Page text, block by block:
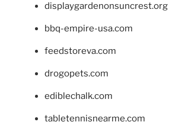
displaygardenonsuncrest.org
bbq-empire-usa.com
feedstoreva.com
drogopets.com
ediblechalk.com
tabletennisnearme.com